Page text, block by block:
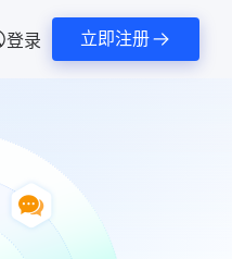
登录 立即注册